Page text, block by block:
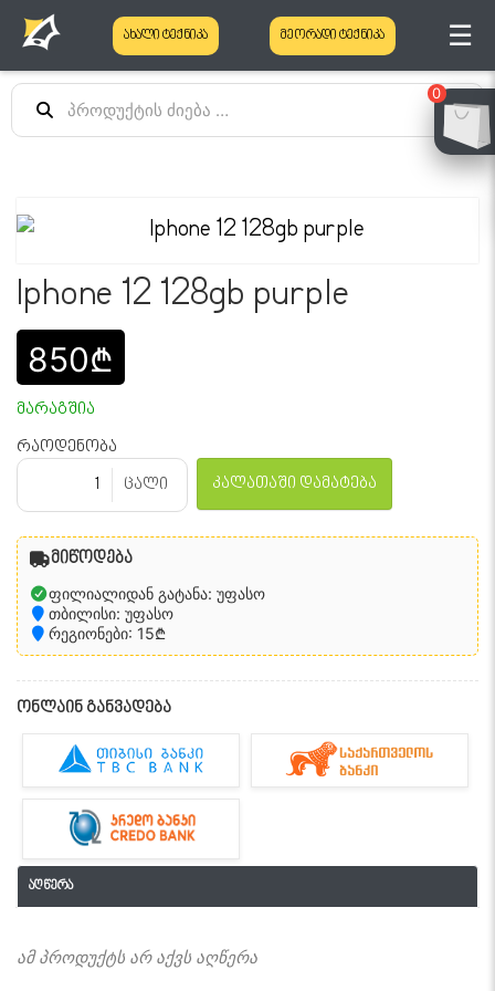
0
ახალი ტექნიკა მეორადი ტექნიკა ☰
Iphone 12 128gb purple
850₾
მარაგშია
რაოდენობა
ცალი
კალათაში დამატება
მიწოდება
ფილიალიდან გატანა: უფასო
თბილისი: უფასო
რეგიონები: 15₾
ონლაინ განვადება
აღწერა
ამ პროდუქტს არ აქვს აღწერა